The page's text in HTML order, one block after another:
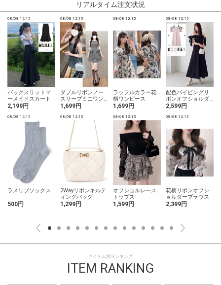
リアルタイム注文状況
08/08 12:15
バックスリットマ
ーメイドスカート
2,199円
08/08 12:15
ダブルリボンノー
スリーブミニワン
ピース
1,699円
08/08 12:15
ラッフルカラー花
柄ワンピース
1,699円
08/08 12:15
配色パイピングリ
ボンオフショルダ
ーワンピース
2,599円
08/08 12:15
ラメリブソックス
500円
08/08 12:15
2Wayリボンキルテ
ィングバッグ
1,299円
08/08 12:15
オフショルレース
トップス
1,599円
08/08 12:15
花柄リボンオフシ
ョルダーブラウス
2,399円
アイテム別ランキング
ITEM RANKING